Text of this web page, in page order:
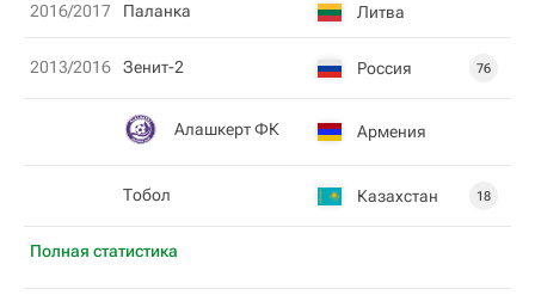
Полная статистика
2016/2017 Паланка Литва
2013/2016 Зенит-2 Россия 76
Алашкерт ФК Армения
Тобол Казахстан 18